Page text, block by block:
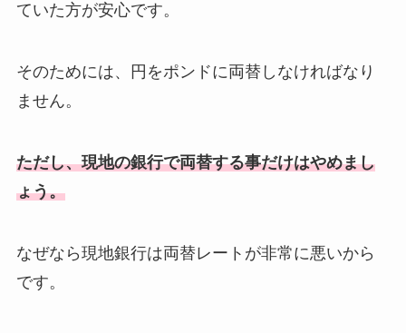
ていた方が安心です。
そのためには、円をポンドに両替しなければなり
ません。
ただし、現地の銀行で両替する事だけはやめまし
ょう。
なぜなら現地銀行は両替レートが非常に悪いから
です。